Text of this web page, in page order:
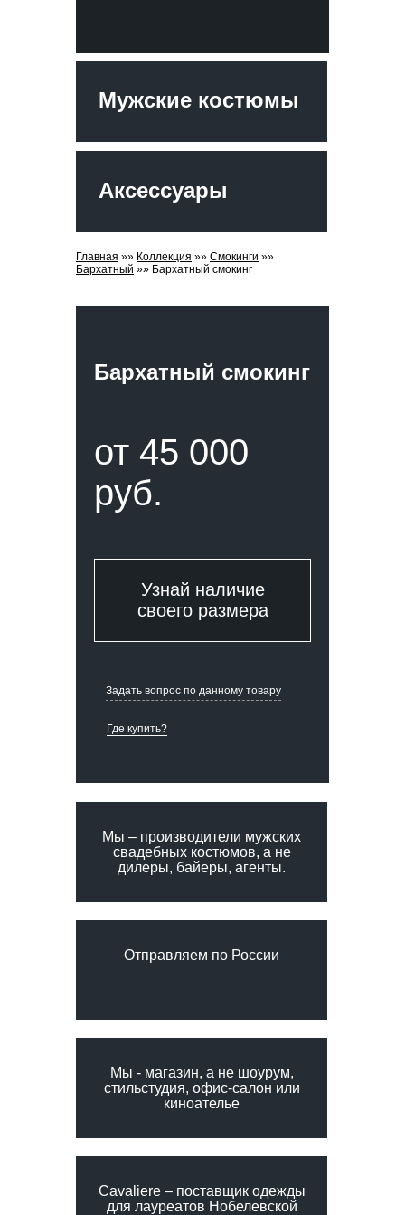
Мужские костюмы
Аксессуары
Главная »» Коллекция »» Смокинги »»
Бархатный »» Бархатный смокинг
Бархатный смокинг
от 45 000
руб.
Узнай наличие
своего размера
Задать вопрос по данному товару
Где купить?
Мы – производители мужских
свадебных костюмов, а не
дилеры, байеры, агенты.
Отправляем по России
Мы - магазин, а не шоурум,
стильстудия, офис-салон или
киноателье
Сavaliere – поставщик одежды
для лауреатов Нобелевской